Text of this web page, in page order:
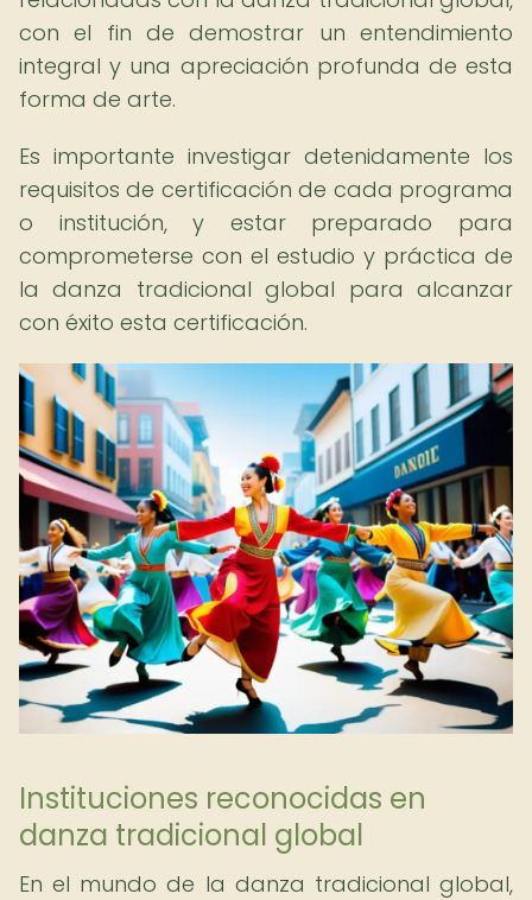
con el fin de demostrar un entendimiento
integral y una apreciación profunda de esta
forma de arte.
Es importante investigar detenidamente los
requisitos de certificación de cada programa
o institución, y estar preparado para
comprometerse con el estudio y práctica de
la danza tradicional global para alcanzar
con éxito esta certificación.
Instituciones reconocidas en
danza tradicional global
En el mundo de la danza tradicional global,